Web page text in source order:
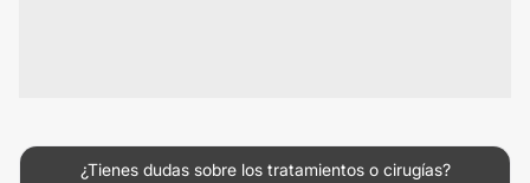
¿Tienes dudas sobre los tratamientos o cirugías?